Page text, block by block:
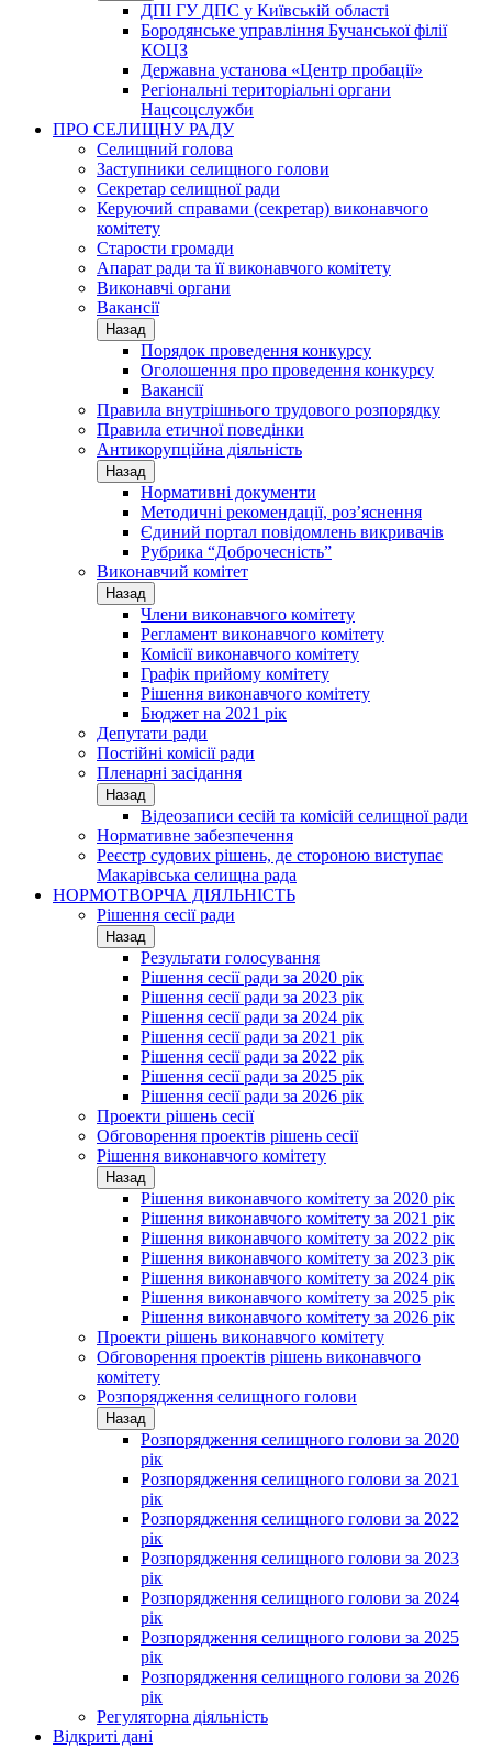
ДПІ ГУ ДПС у Київській області
Бородянське управління Бучанської філії
КОЦЗ
Державна установа «Центр пробації»
Регіональні територіальні органи
Нацсоцслужби
ПРО СЕЛИЩНУ РАДУ
Селищний голова
Заступники селищного голови
Секретар селищної ради
Керуючий справами (секретар) виконавчого
комітету
Старости громади
Апарат ради та її виконавчого комітету
Виконавчі органи
Вакансії
Назад
Порядок проведення конкурсу
Оголошення про проведення конкурсу
Вакансії
Правила внутрішнього трудового розпорядку
Правила етичної поведінки
Антикорупційна діяльність
Назад
Нормативні документи
Методичні рекомендації, роз’яснення
Єдиний портал повідомлень викривачів
Рубрика “Доброчесність”
Виконавчий комітет
Назад
Члени виконавчого комітету
Регламент виконавчого комітету
Комісії виконавчого комітету
Графік прийому комітету
Рішення виконавчого комітету
Бюджет на 2021 рік
Депутати ради
Постійні комісії ради
Пленарні засідання
Назад
Відеозаписи сесій та комісій селищної ради
Нормативне забезпечення
Реєстр судових рішень, де стороною виступає
Макарівська селищна рада
НОРМОТВОРЧА ДІЯЛЬНІСТЬ
Рішення сесії ради
Назад
Результати голосування
Рішення сесії ради за 2020 рік
Рішення сесії ради за 2023 рік
Рішення сесії ради за 2024 рік
Рішення сесії ради за 2021 рік
Рішення сесії ради за 2022 рік
Рішення сесії ради за 2025 рік
Рішення сесії ради за 2026 рік
Проекти рішень сесії
Обговорення проектів рішень сесії
Рішення виконавчого комітету
Назад
Рішення виконавчого комітету за 2020 рік
Рішення виконавчого комітету за 2021 рік
Рішення виконавчого комітету за 2022 рік
Рішення виконавчого комітету за 2023 рік
Рішення виконавчого комітету за 2024 рік
Рішення виконавчого комітету за 2025 рік
Рішення виконавчого комітету за 2026 рік
Проекти рішень виконавчого комітету
Обговорення проектів рішень виконавчого
комітету
Розпорядження селищного голови
Назад
Розпорядження селищного голови за 2020
рік
Розпорядження селищного голови за 2021
рік
Розпорядження селищного голови за 2022
рік
Розпорядження селищного голови за 2023
рік
Розпорядження селищного голови за 2024
рік
Розпорядження селищного голови за 2025
рік
Розпорядження селищного голови за 2026
рік
Регуляторна діяльність
Відкриті дані